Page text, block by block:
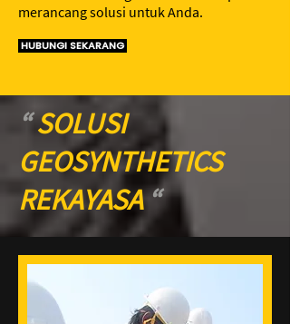
merancang solusi untuk Anda.
HUBUNGI SEKARANG
“SOLUSI
GEOSYNTHETICS
REKAYASA“